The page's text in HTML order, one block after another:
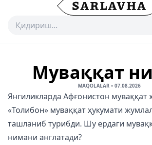
Муваққат
MAQOLALAR • 07.08.2026
Янгиликларда Афғонистон муваққат
«Толибон» муваққат ҳукумати
ташланиб турибди. Шу ердаги
нимани англатади?